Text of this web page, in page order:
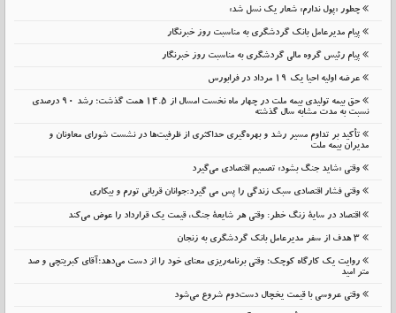
چطور «پول ندارم» شعار یک نسل شد»
پیام مدیرعامل بانک گردشگری به مناسبت روز خبرنگار
پیام رئیس گروه مالی گردشگری به مناسبت روز خبرنگار
عرضه اولیه احیا یک ۱۹ مرداد در فرابورس
حق بیمه تولیدی بیمه ملت در چهار ماه نخست امسال از 14.5 همت گذشت؛ رشد 90 درصدی
نسبت به مدت مشابه سال گذشته
تأکید بر تداوم مسیر رشد و بهره‌گیری حداکثری از ظرفیت‌ها در نشست شورای معاونان و
مدیران بیمه ملت
وقتی «شاید جنگ بشود» تصمیم اقتصادی می‌گیرد
وقتی فشار اقتصادی سبک زندگی را پس می گیرد:جوانان قربانی تورم و بیکاری
اقتصاد در سایهٔ زنگ خطر: وقتی هر شایعهٔ جنگ، قیمت یک قرارداد را عوض می‌کند
۳ هدف از سفر مدیرعامل بانک گردشگری به زنجان
روایت یک کارگاه کوچک؛ وقتی برنامه‌ریزی معنای خود را از دست می‌دهد؛آقای کبریتچی و صد
متر امید
وقتی عروسی با قیمت یخچال دست‌دوم شروع می‌شود